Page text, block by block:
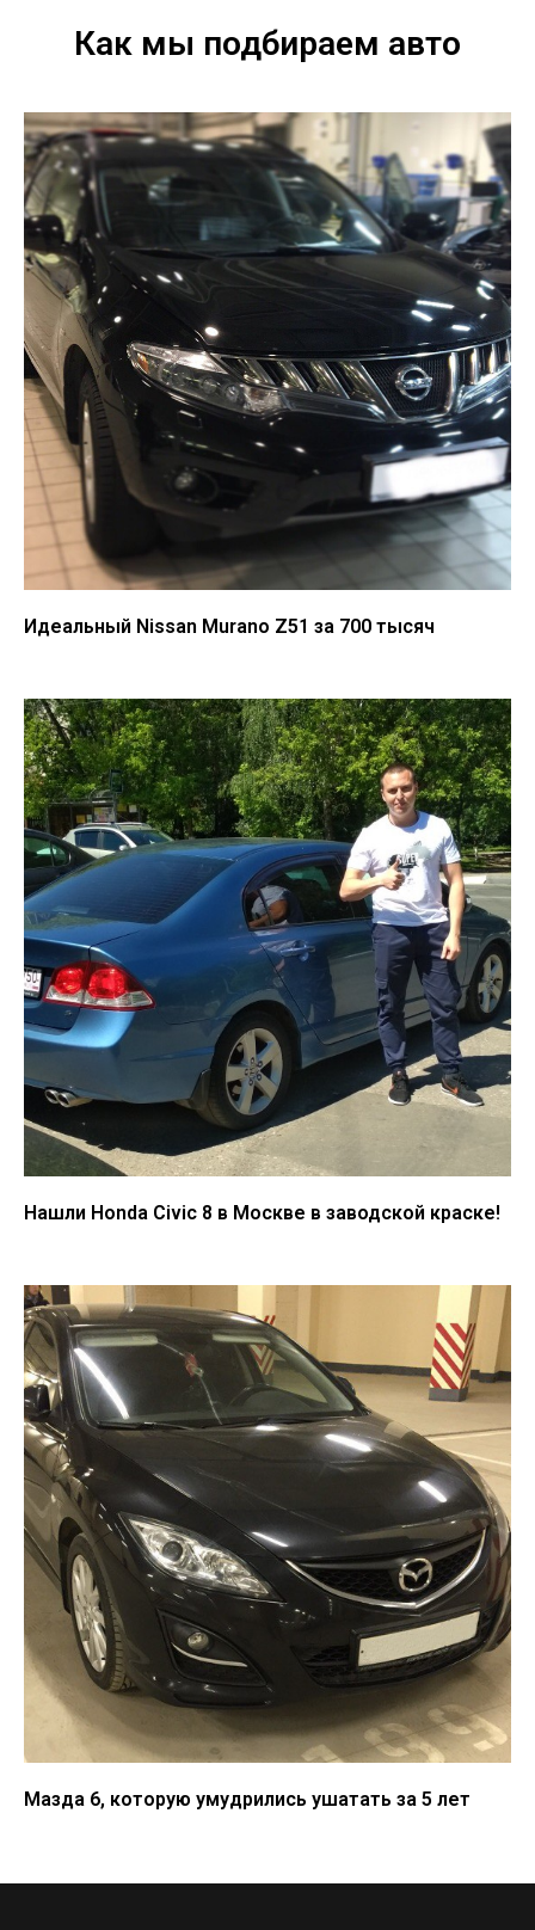
Как мы подбираем авто
Идеальный Nissan Murano Z51 за 700 тысяч
Нашли Honda Civic 8 в Москве в заводской краске!
Мазда 6, которую умудрились ушатать за 5 лет